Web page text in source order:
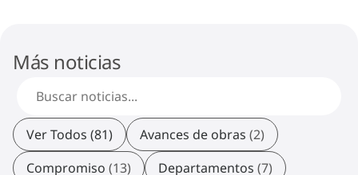
Más noticias
Ver Todos (81) Avances de obras (2)
Compromiso (13) Departamentos (7)